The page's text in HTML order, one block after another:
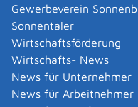
Gewerbeverein
Sonnentaler
Wirtschaftsförderung
Wirtschafts- News
News für Unternehmer
News für Arbeitnehmer
§ 10 Beurteilung
Freigabevermerk
10.06.2026
||